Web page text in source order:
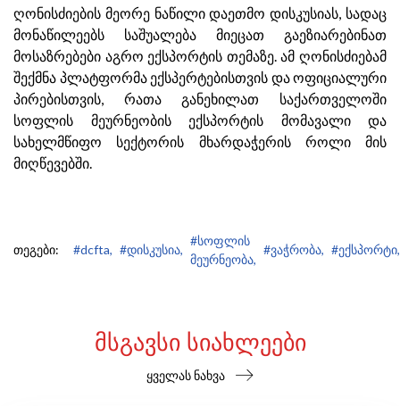
ღონისძიების მეორე ნაწილი დაეთმო დისკუსიას, სადაც
მონაწილეებს საშუალება მიეცათ გაეზიარებინათ
მოსაზრებები აგრო ექსპორტის თემაზე. ამ ღონისძიებამ
შექმნა პლატფორმა ექსპერტებისთვის და ოფიციალური
პირებისთვის, რათა განეხილათ საქართველოში
სოფლის მეურნეობის ექსპორტის მომავალი და
სახელმწიფო სექტორის მხარდაჭერის როლი მის
მიღწევებში.
თეგები: #dcfta, #დისკუსია,
#სოფლის
მეურნეობა,
#ვაჭრობა, #ექსპორტი,
ᲛᲡᲒᲐᲕᲡᲘ ᲡᲘᲐᲮᲚᲔᲔᲑᲘ
ყველას ნახვა